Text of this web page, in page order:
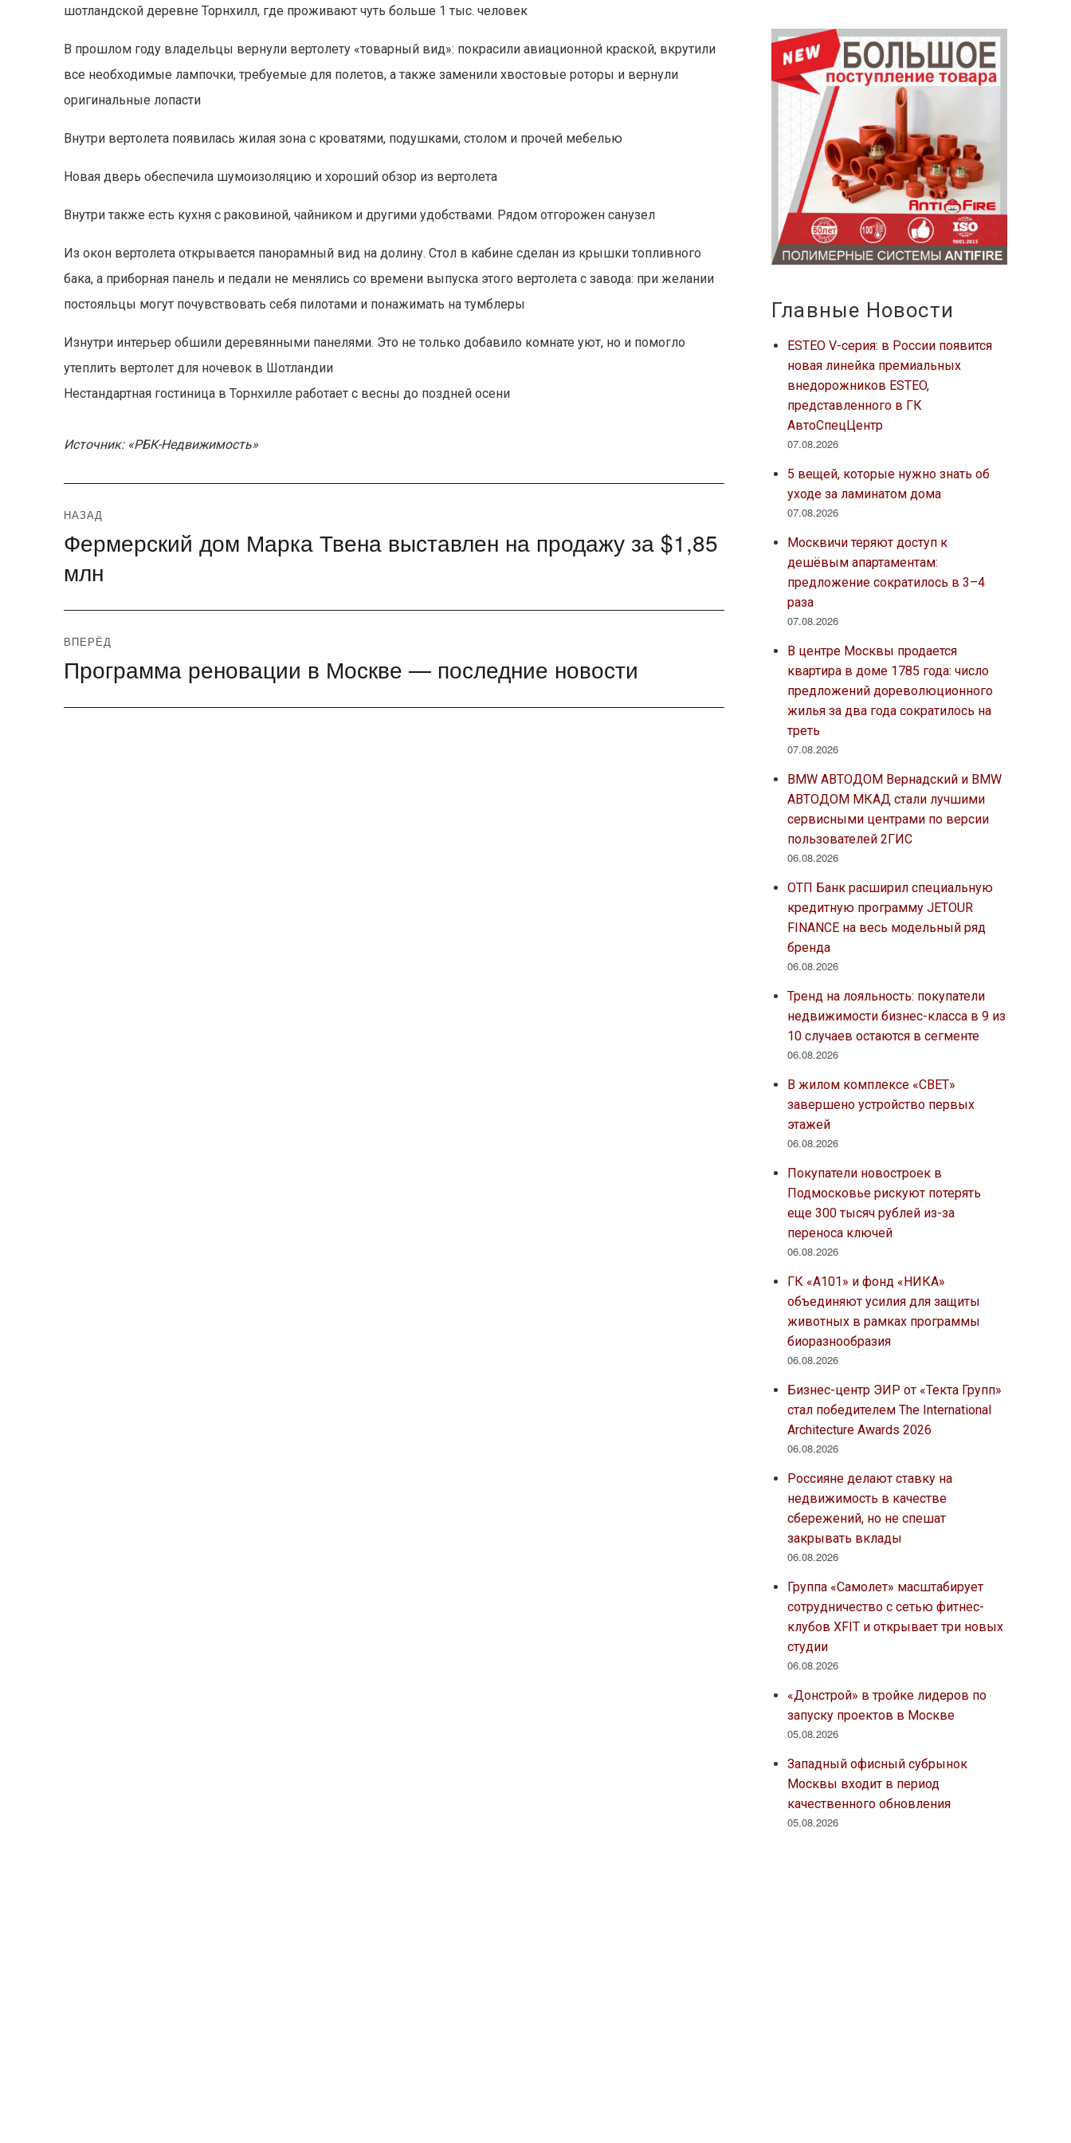
шотландской деревне Торнхилл, где проживают чуть больше 1 тыс. человек
В прошлом году владельцы вернули вертолету «товарный вид»: покрасили авиационной краской, вкрутили
все необходимые лампочки, требуемые для полетов, а также заменили хвостовые роторы и вернули
оригинальные лопасти
Внутри вертолета появилась жилая зона с кроватями, подушками, столом и прочей мебелью
Новая дверь обеспечила шумоизоляцию и хороший обзор из вертолета
Внутри также есть кухня с раковиной, чайником и другими удобствами. Рядом отгорожен санузел
Из окон вертолета открывается панорамный вид на долину. Стол в кабине сделан из крышки топливного
бака, а приборная панель и педали не менялись со времени выпуска этого вертолета с завода: при желании
постояльцы могут почувствовать себя пилотами и понажимать на тумблеры
Изнутри интерьер обшили деревянными панелями. Это не только добавило комнате уют, но и помогло
утеплить вертолет для ночевок в Шотландии
Нестандартная гостиница в Торнхилле работает с весны до поздней осени
Источник: «РБК-Недвижимость»
Навигация
по
записям
НАЗАД
Предыдущая
запись:
Фермерский дом Марка Твена выставлен на продажу за $1,85
млн
ВПЕРЁД
Следующая
запись:
Программа реновации в Москве — последние новости
Главные Новости
ESTEO V-серия: в России появится
новая линейка премиальных
внедорожников ESTEO,
представленного в ГК
АвтоСпецЦентр
07.08.2026
5 вещей, которые нужно знать об
уходе за ламинатом дома
07.08.2026
Москвичи теряют доступ к
дешёвым апартаментам:
предложение сократилось в 3–4
раза
07.08.2026
В центре Москвы продается
квартира в доме 1785 года: число
предложений дореволюционного
жилья за два года сократилось на
треть
07.08.2026
BMW АВТОДОМ Вернадский и BMW
АВТОДОМ МКАД стали лучшими
сервисными центрами по версии
пользователей 2ГИС
06.08.2026
ОТП Банк расширил специальную
кредитную программу JETOUR
FINANCE на весь модельный ряд
бренда
06.08.2026
Тренд на лояльность: покупатели
недвижимости бизнес-класса в 9 из
10 случаев остаются в сегменте
06.08.2026
В жилом комплексе «СВЕТ»
завершено устройство первых
этажей
06.08.2026
Покупатели новостроек в
Подмосковье рискуют потерять
еще 300 тысяч рублей из-за
переноса ключей
06.08.2026
ГК «А101» и фонд «НИКА»
объединяют усилия для защиты
животных в рамках программы
биоразнообразия
06.08.2026
Бизнес-центр ЭИР от «Текта Групп»
стал победителем The International
Architecture Awards 2026
06.08.2026
Россияне делают ставку на
недвижимость в качестве
сбережений, но не спешат
закрывать вклады
06.08.2026
Группа «Самолет» масштабирует
сотрудничество с сетью фитнес-
клубов XFIT и открывает три новых
студии
06.08.2026
«Донстрой» в тройке лидеров по
запуску проектов в Москве
05.08.2026
Западный офисный субрынок
Москвы входит в период
качественного обновления
05.08.2026